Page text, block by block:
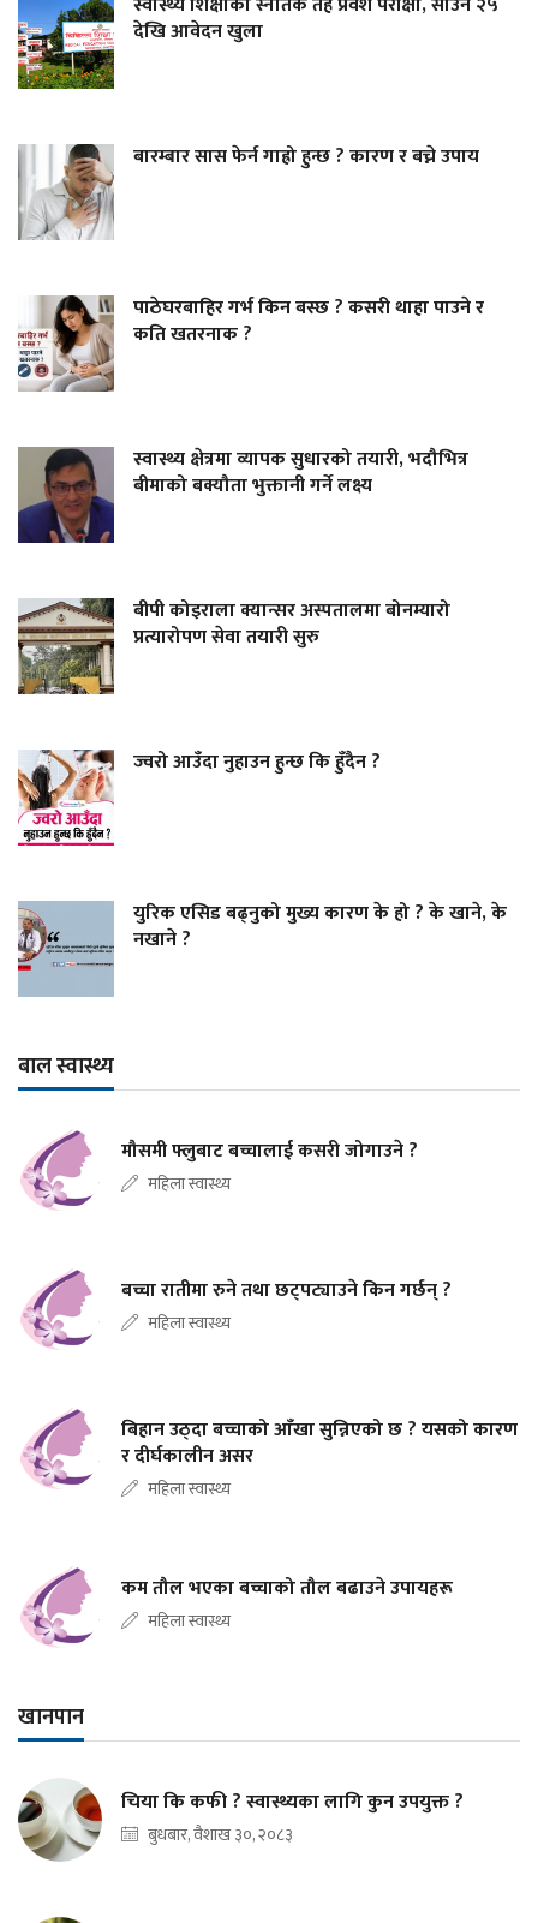
देखि आवेदन खुला
बारम्बार सास फेर्न गाह्रो हुन्छ ? कारण र बच्ने उपाय
पाठेघरबाहिर गर्भ किन बस्छ ? कसरी थाहा पाउने र
कति खतरनाक ?
स्वास्थ्य क्षेत्रमा व्यापक सुधारको तयारी, भदौभित्र
बीमाको बक्यौता भुक्तानी गर्ने लक्ष्य
बीपी कोइराला क्यान्सर अस्पतालमा बोनम्यारो
प्रत्यारोपण सेवा तयारी सुरु
ज्वरो आउँदा नुहाउन हुन्छ कि हुँदैन ?
युरिक एसिड बढ्नुको मुख्य कारण के हो ? के खाने, के
नखाने ?
बाल स्वास्थ्य
मौसमी फ्लुबाट बच्चालाई कसरी जोगाउने ?
महिला स्वास्थ्य
बच्चा रातीमा रुने तथा छट्पट्याउने किन गर्छन् ?
महिला स्वास्थ्य
बिहान उठ्दा बच्चाको आँखा सुन्निएको छ ? यसको कारण
र दीर्घकालीन असर
महिला स्वास्थ्य
कम तौल भएका बच्चाको तौल बढाउने उपायहरू
महिला स्वास्थ्य
खानपान
चिया कि कफी ? स्वास्थ्यका लागि कुन उपयुक्त ?
बुधबार, वैशाख ३०, २०८३